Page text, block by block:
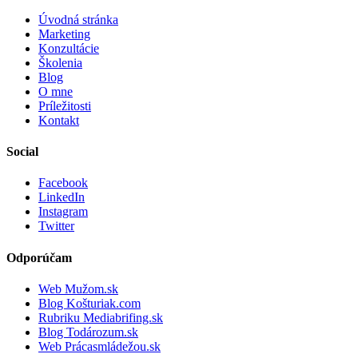
Úvodná stránka
Marketing
Konzultácie
Školenia
Blog
O mne
Príležitosti
Kontakt
Social
Facebook
LinkedIn
Instagram
Twitter
Odporúčam
Web Mužom.sk
Blog Košturiak.com
Rubriku Mediabrifing.sk
Blog Todározum.sk
Web Prácasmládežou.sk